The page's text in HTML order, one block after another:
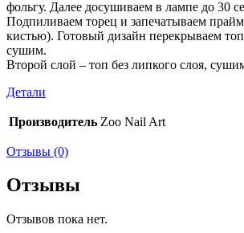
фольгу. Далее досушиваем в лампе до 30
Подпиливаем торец и запечатываем
кистью). Готовый дизайн перекрываем
сушим.
Второй слой – топ без липкого слоя,
Детали
Производитель Zoo Nail Art
Отзывы (0)
Отзывы
Отзывов пока нет.